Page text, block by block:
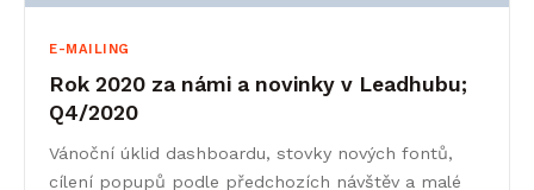
E-MAILING
Rok 2020 za námi a novinky v Leadhubu;
Q4/2020
Vánoční úklid dashboardu, stovky nových fontů,
cílení popupů podle předchozích návštěv a malé